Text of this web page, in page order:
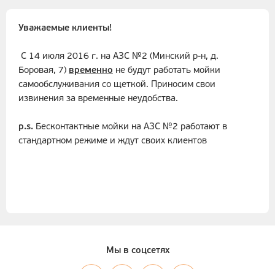
Уважаемые клиенты!
С 14 июля 2016 г. на АЗС №2 (Минский р-н, д.
Боровая, 7) временно не будут работать мойки
самообслуживания со щеткой. Приносим свои
извинения за временные неудобства.
p.s. Бесконтактные мойки на АЗС №2 работают в
стандартном режиме и ждут своих клиентов
Мы в соцсетях